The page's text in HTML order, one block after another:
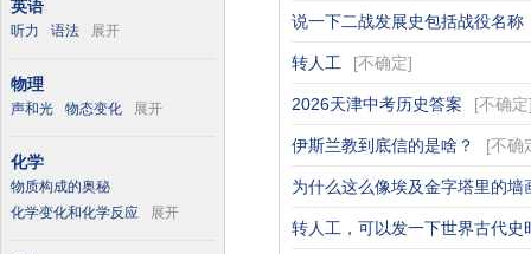
英语
听力 语法 展开
物理
声和光 物态变化 展开
化学
物质构成的奥秘
化学变化和化学反应
展开
说一下二战发展史包括战役名称
转人工 [不确定]
2026天津中考历史答案 [不确定
伊斯兰教到底信的是啥？ [不确
为什么这么像埃及金字塔里的墙
转人工，可以发一下世界古代史